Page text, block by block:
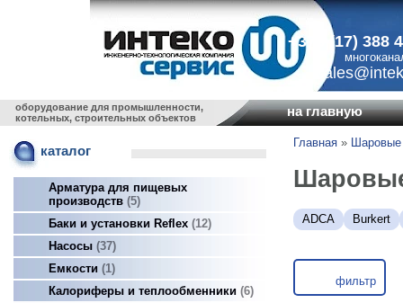
+375 (17) 388
оборудование для промышленности,
котельных, строительных объектов
на главную
каталог
Арматура для пищевых
производств 5
Баки и установки Reflex 12
Насосы 37
Емкости
1
Калориферы и теплообменники 6
Главная » Шаровые
ADCA Burkert
фильтр